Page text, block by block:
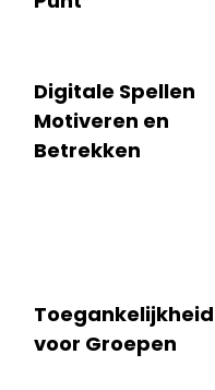
Digitale Spellen
Motiveren en
Betrekken
Toegankelijkheid
voor Groepen